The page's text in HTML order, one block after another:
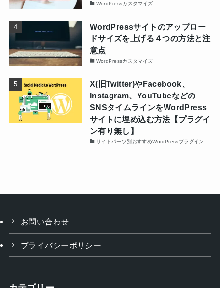
WordPressカスタマイズ
WordPressサイトのアップロー
ドサイズを上げる４つの方法と注
意点
WordPressカスタマイズ
X(旧Twitter)やFacebook、
Instagram、YouTubeなどの
SNSタイムラインをWordPress
サイトに埋め込む方法【プラグイ
ン有り無し】
サイトパーツ別おすすめWordPressプラグイン
お問い合わせ
プライバシーポリシー